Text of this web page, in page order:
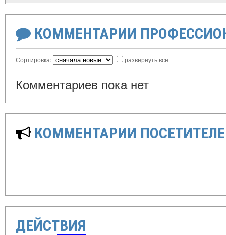
КОММЕНТАРИИ
Сортировка: развернуть все
Комментариев пока нет
КОММЕНТАРИИ
ДЕЙСТВИЯ